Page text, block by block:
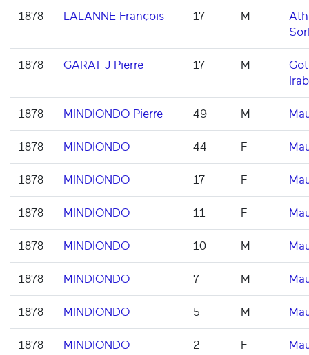
1878 LALANNE François 17 M
1878 GARAT J Pierre 17 M
1878 MINDIONDO Pierre 49 M
1878 MINDIONDO 44 F
1878 MINDIONDO 17 F
1878 MINDIONDO 11 F
1878 MINDIONDO 10 M
1878 MINDIONDO 7 M
1878 MINDIONDO 5 M
1878 MINDIONDO 2 F